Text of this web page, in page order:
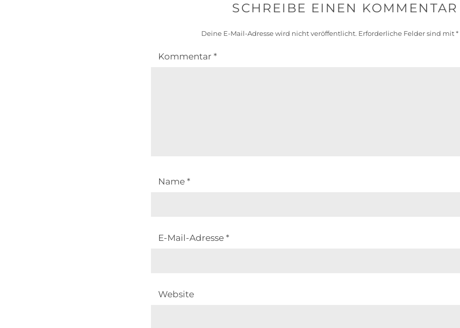
SCHREIBE EINEN KOMMENTAR
Deine E-Mail-Adresse wird nicht veröffentlicht. Erforderliche Felder sind mit*
Kommentar *
Name *
E-Mail-Adresse *
Website